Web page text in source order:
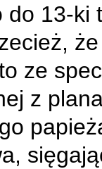
do 13-ki
ze
z